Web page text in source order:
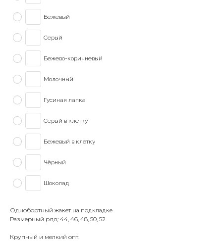
Бежевый
Серый
Бежево-коричневый
Молочный
Гусиная лапка
Серый в клетку
Бежевый в клетку
Чёрный
Шоколад
Однобортный жакет на подкладке
Размерный ряд: 44, 46, 48, 50, 52
Крупный и мелкий опт.